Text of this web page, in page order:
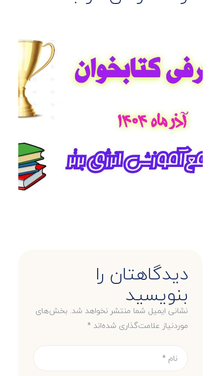
دیدگاهتان را
بنویسید
نشانی ایمیل شما منتشر نخواهد شد. بخش‌های
موردنیاز علامت‌گذاری شده‌اند*